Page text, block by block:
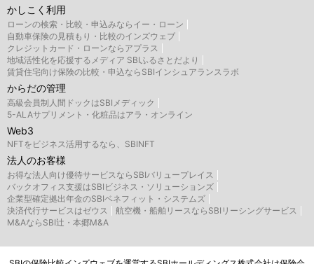
かしこく利用
ローンの検索・比較・申込みならイー・ローン
自動車保険の見積もり・比較のインズウェブ
クレジットカード・ローンならアプラス
地域活性化を応援するメディア SBIふるさとだより
賃貸住宅向け保険の比較・申込ならSBIインシュアランスラボ
からだの管理
高級会員制人間ドックはSBIメディック
5-ALAサプリメント・化粧品はアラ・オンライン
Web3
NFTをビジネス活用するなら、SBINFT
法人のお客様
お得な法人向け優待サービスならSBIバリュープレイス
バックオフィス支援はSBIビジネス・ソリューションズ
企業型確定拠出年金のSBIベネフィット・システムズ
決済代行サービスはゼウス
航空機・船舶リースならSBIリーシングサービス
M&AならSBI辻・本郷M&A